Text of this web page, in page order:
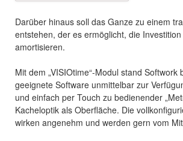
Darüber hinaus soll das Ganze zu einem
entstehen, der es ermöglicht, die
amortisieren.
Mit dem „VISIOtime“-Modul stand Softwork
geeignete Software unmittelbar zur
und einfach per Touch zu bedienender
Kacheloptik als Oberfläche. Die
wirken angenehm und werden gern vom